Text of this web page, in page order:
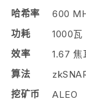
哈希率
600
功耗
1000瓦
效率
1.67 焦
算法
挖矿币
ALEO